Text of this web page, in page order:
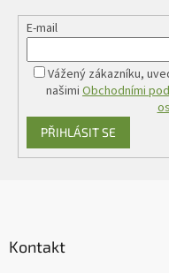
E-mail
Vážený zákazníku,
našimi Obchodními
PŘIHLÁSIT SE
Kontakt